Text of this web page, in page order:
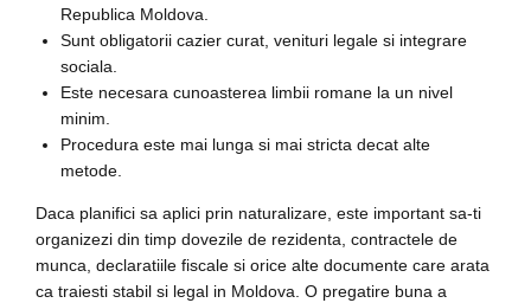
Republica Moldova.
Sunt obligatorii cazier curat, venituri legale si integrare
sociala.
Este necesara cunoasterea limbii romane la un nivel
minim.
Procedura este mai lunga si mai stricta decat alte
metode.
Daca planifici sa aplici prin naturalizare, este important sa-ti
organizezi din timp dovezile de rezidenta, contractele de
munca, declaratiile fiscale si orice alte documente care arata
ca traiesti stabil si legal in Moldova. O pregatire buna a